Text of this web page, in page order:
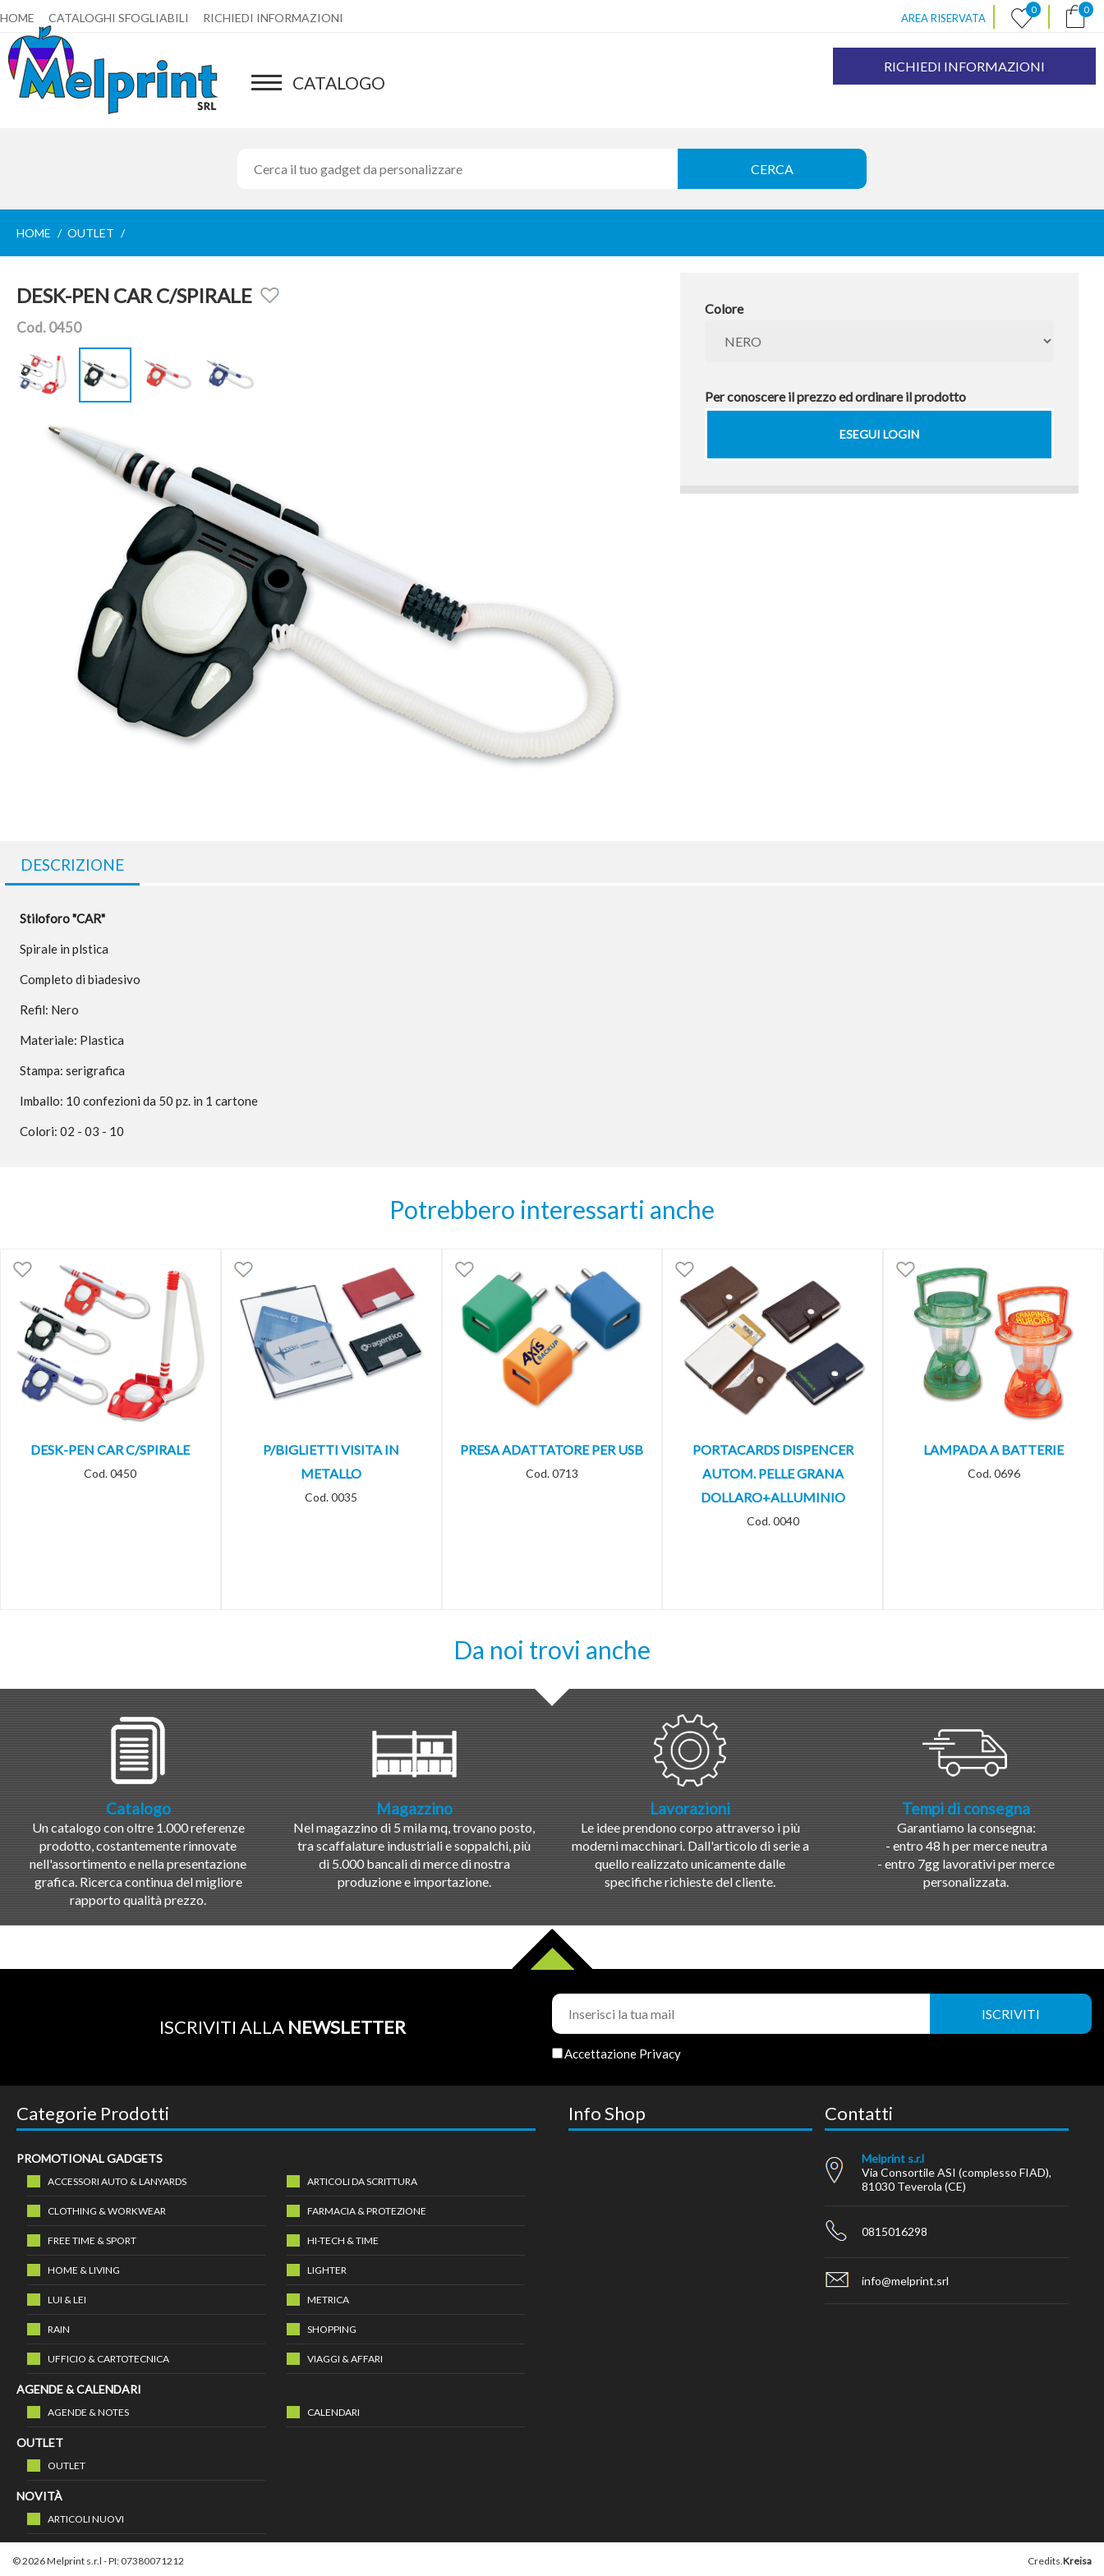
HOME CATALOGHI SFOGLIABILI RICHIEDI INFORMAZIONI AREA RISERVATA | 0 | 0
CATALOGO
RICHIEDI INFORMAZIONI
HOME OUTLET
DESK-PEN CAR C/SPIRALE
Cod. 0450
Colore
Per conoscere il prezzo ed ordinare il prodotto
ESEGUI LOGIN
DESCRIZIONE
Stiloforo "CAR"
Spirale in plstica
Completo di biadesivo
Refil: Nero
Materiale: Plastica
Stampa: serigrafica
Imballo: 10 confezioni da 50 pz. in 1 cartone
Colori: 02 - 03 - 10
Potrebbero interessarti anche
DESK-PEN CAR C/SPIRALE
Cod. 0450
P/BIGLIETTI VISITA IN
METALLO
Cod. 0035
PRESA ADATTATORE PER USB
Cod. 0713
PORTACARDS DISPENCER
AUTOM. PELLE GRANA
DOLLARO+ALLUMINIO
Cod. 0040
LAMPADA A BATTERIE
Cod. 0696
Da noi trovi anche
Catalogo
Un catalogo con oltre 1.000 referenze
prodotto, costantemente rinnovate
nell'assortimento e nella presentazione
grafica. Ricerca continua del migliore
rapporto qualità prezzo.
Magazzino
Nel magazzino di 5 mila mq, trovano posto,
tra scaffalature industriali e soppalchi, più
di 5.000 bancali di merce di nostra
produzione e importazione.
Lavorazioni
Le idee prendono corpo attraverso i più
moderni macchinari. Dall'articolo di serie a
quello realizzato unicamente dalle
specifiche richieste del cliente.
Tempi di consegna
Garantiamo la consegna:
- entro 48 h per merce neutra
- entro 7gg lavorativi per merce
personalizzata.
ISCRIVITI ALLA NEWSLETTER
Accettazione Privacy
Categorie Prodotti
PROMOTIONAL GADGETS
ACCESSORI AUTO & LANYARDS ARTICOLI DA SCRITTURA
CLOTHING & WORKWEAR FARMACIA & PROTEZIONE
FREE TIME & SPORT HI-TECH & TIME
HOME & LIVING LIGHTER
LUI & LEI METRICA
RAIN SHOPPING
UFFICIO & CARTOTECNICA VIAGGI & AFFARI
AGENDE & CALENDARI
AGENDE & NOTES CALENDARI
OUTLET
OUTLET
NOVITÀ
ARTICOLI NUOVI
Info Shop Contatti
Melprint s.r.l
Via Consortile ASI (complesso FIAD),
81030 Teverola (CE)
0815016298
info@melprint.srl
© 2026 Melprint s.r.l - PI: 07380071212 Credits.Kreisa